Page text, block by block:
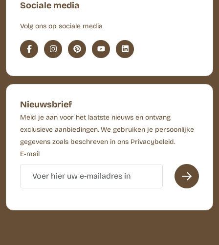
Sociale media
Volg ons op sociale media
Nieuwsbrief
Meld je aan voor het laatste nieuws en ontvang
exclusieve aanbiedingen. We gebruiken je persoonlijke
gegevens zoals beschreven in ons Privacybeleid.
E-mail